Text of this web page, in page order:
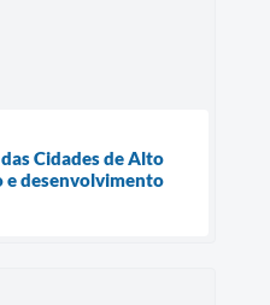
Cidades de Alto
e desenvolvimento